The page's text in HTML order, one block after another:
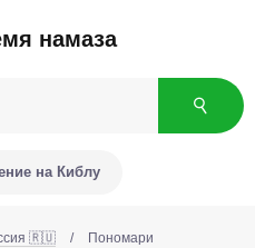
намаза
на Киблу
🇷🇺 / Пономари